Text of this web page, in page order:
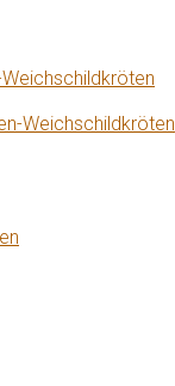
Weichschildkröten